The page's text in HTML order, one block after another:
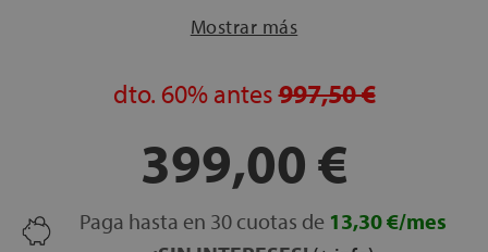
NOCHES DE PRUEBA:
120 noches
5 años
Mostrar más
dto. 60% antes997,50 €
399,00 €
Paga hasta en 30 cuotas de 13,30 €/mes